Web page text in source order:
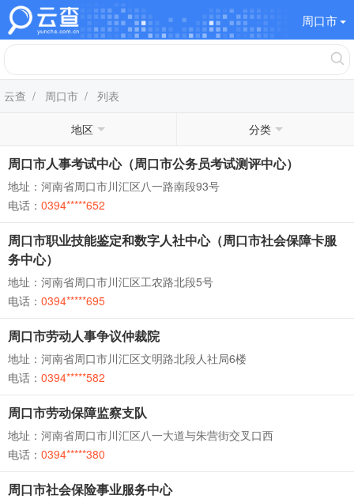
周口市
云查 / 周口市 / 列表
地区 分类
周口市人事考试中心（周口市公务员考试测评中心）
地址：河南省周口市川汇区八一路南段93号
电话： 0394*****652
周口市职业技能鉴定和数字人社中心（周口市社会保障卡服
务中心）
地址：河南省周口市川汇区工农路北段5号
电话： 0394*****695
周口市劳动人事争议仲裁院
地址：河南省周口市川汇区文明路北段人社局6楼
电话： 0394*****582
周口市劳动保障监察支队
地址：河南省周口市川汇区八一大道与朱营街交叉口西
电话： 0394*****380
周口市社会保险事业服务中心